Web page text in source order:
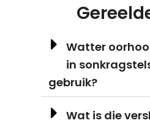
Watter
in
gebruik?
Wat is die